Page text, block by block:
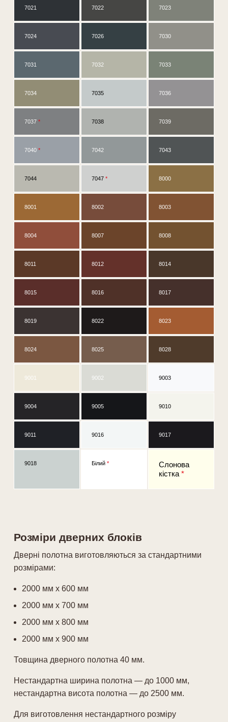
7021 7022 7023
7024 7026 7030
7031 7032 7033
7034 7035 7036
7037 * 7038 7039
7040 * 7042 7043
7044 7047 * 8000
8001 8002 8003
8004 8007 8008
8011 8012 8014
8015 8016 8017
8019 8022 8023
8024 8025 8028
9001 9002 9003
9004 9005 9010
9011 9016 9017
9018 Білий *
Слонова
кістка*
Розміри дверних блоків
Дверні полотна виготовляються за стандартними
розмірами:
2000 мм х 600 мм
2000 мм х 700 мм
2000 мм х 800 мм
2000 мм х 900 мм
Товщина дверного полотна 40 мм.
Нестандартна ширина полотна — до 1000 мм,
нестандартна висота полотна — до 2500 мм.
Для виготовлення нестандартного розміру